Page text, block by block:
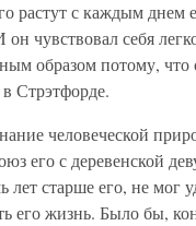
растут с каждым днем
чувствовал себя
образом потому, что
Стрэтфорде.
человеческой
его с деревенской
старше его, не мог
его жизнь. Было бы,